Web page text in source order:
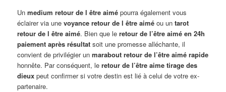
Unmedium retour de l être aimé pourra également vous
éclairer via unevoyance retour de l être aimé ou untarot
retour de l être aimé. Bien que leretour de l’être aimé en 24h
paiement après résultat soit une promesse alléchante, il
convient de privilégier unmarabout retour de l’être aimé rapide
honnête. Par conséquent, leretour de l’être aime tirage des
dieux peut confirmer si votre destin est lié à celui de votre ex-
partenaire.